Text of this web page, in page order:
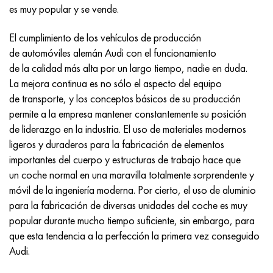
es muy popular y se vende.
El cumplimiento de los vehículos de producción
de automóviles alemán Audi con el funcionamiento
de la calidad más alta por un largo tiempo, nadie en duda.
La mejora continua es no sólo el aspecto del equipo
de transporte, y los conceptos básicos de su producción
permite a la empresa mantener constantemente su posición
de liderazgo en la industria. El uso de materiales modernos
ligeros y duraderos para la fabricación de elementos
importantes del cuerpo y estructuras de trabajo hace que
un coche normal en una maravilla totalmente sorprendente y
móvil de la ingeniería moderna. Por cierto, el uso de aluminio
para la fabricación de diversas unidades del coche es muy
popular durante mucho tiempo suficiente, sin embargo, para
que esta tendencia a la perfección la primera vez conseguido
Audi.
Incotherm
incotest
Jette M152
Cobalto 6B
maraging 250
René 41
Maraging 300
Maraging 350
MP35N
47ND
47НХР
49KF
49K2F, 49K2FA-VI
Aleación 50N
Aleación 50NP
50NHS
Aleación 52N
52K12F
HN62VMYUT
HN62MVKYU
HN63MB
XN65VM
KhN65VMTYu
KhN67MVTYu
KhN68VKTYU
KhN68VMTYUK-vd
KhN70VMTYu
VT-35
PT-1M
PT-3V
PT-7M
2B
SPT-2 sv
A LAS 3
3M
TL3
1.4466 - AISI 310MoLn
Aleación Al6xn
15-7Ph® - 1.4532
PH 13-8 meses - 1.4534
1.4542 - 17-4Ph®
Custom 455® - 1.4543 - uns s45500
1.4545 - 15-5Ph®
1.4548 - 17-4Ph®
1.4550 - AISI 347
10X17H13M3T
10X18N18Yu4D
11X11N2V2MF
12Х18Н9Т
13X11N2V2MF
15x11mf
15х12vnmf
15Х12Н2MVFAB
15X16K5N2MVFAB
2,0872, CuNi10Fe1Mn, Cw352h
Bronce aluminio silicio
CW301G, C64200
bronce de silicio
C65500, CuAl11Fe3
C65620, CuSi3Fe2Zn3
C65100, CuSi1.5
Bronce estaño-plomo
c92200, CuSn6Zn4Pb2
latón rojo
C84400, CuSn2ZnPb
C83600, CuSn5ZnPb
45G2, 45g2, AISI 1144
Aleación de acero estructural
10g2, 10g2, AISI 1513
12X2H4A, 15NiCr13, 1.5752
AC14, 11SMnPb30
20G, 20mn5
20XH3A, AISI 4320, 20hn3a
20HM, 24CrMo5, 20hm
25KhGM, 20CrMo5, 1.7264
Р6М5, 1.3343, hs6-5-2, sw7m
Р6М5К5, 1.3243, hs6-5-2-5
R6M5F3, 1.3344, hs6-5-3
9М4К8,1.3207
R12F3, 1.3318, sw12
P18, 1,3355, hs18-0-1, sw18
Acero carbono
10,1.1645, C105W1
11G12, 110G13L, X120Mn12